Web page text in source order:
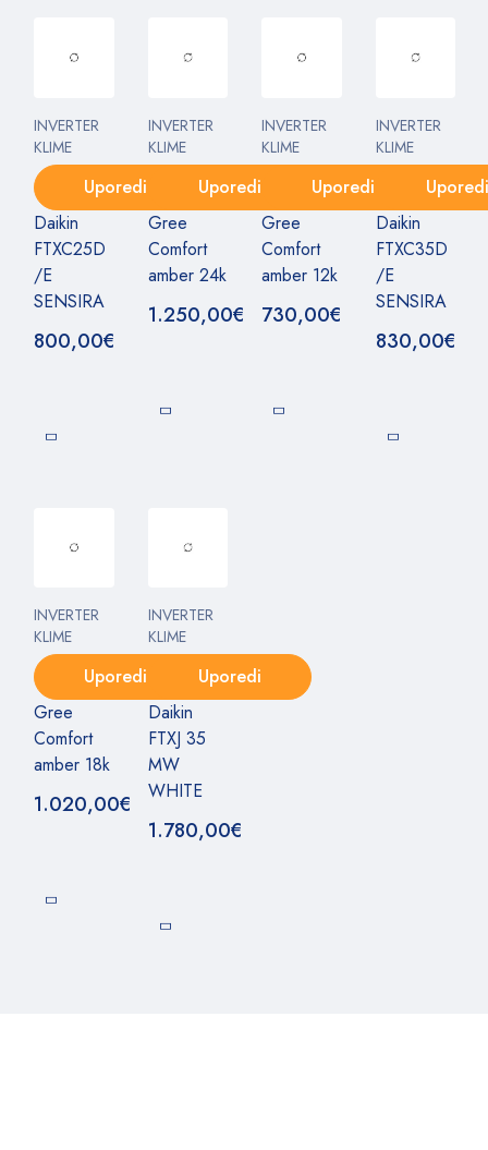
INVERTER
KLIME
Uporedi
Daikin
FTXC25D
/E
SENSIRA
800,00€
INVERTER
KLIME
Uporedi
Gree
Comfort
amber 24k
1.250,00€
INVERTER
KLIME
Uporedi
Gree
Comfort
amber 12k
730,00€
INVERTER
KLIME
Uporedi
Daikin
FTXC35D
/E
SENSIRA
830,00€
INVERTER
KLIME
Uporedi
Gree
Comfort
amber 18k
1.020,00€
INVERTER
KLIME
Uporedi
Daikin
FTXJ 35
MW
WHITE
1.780,00€